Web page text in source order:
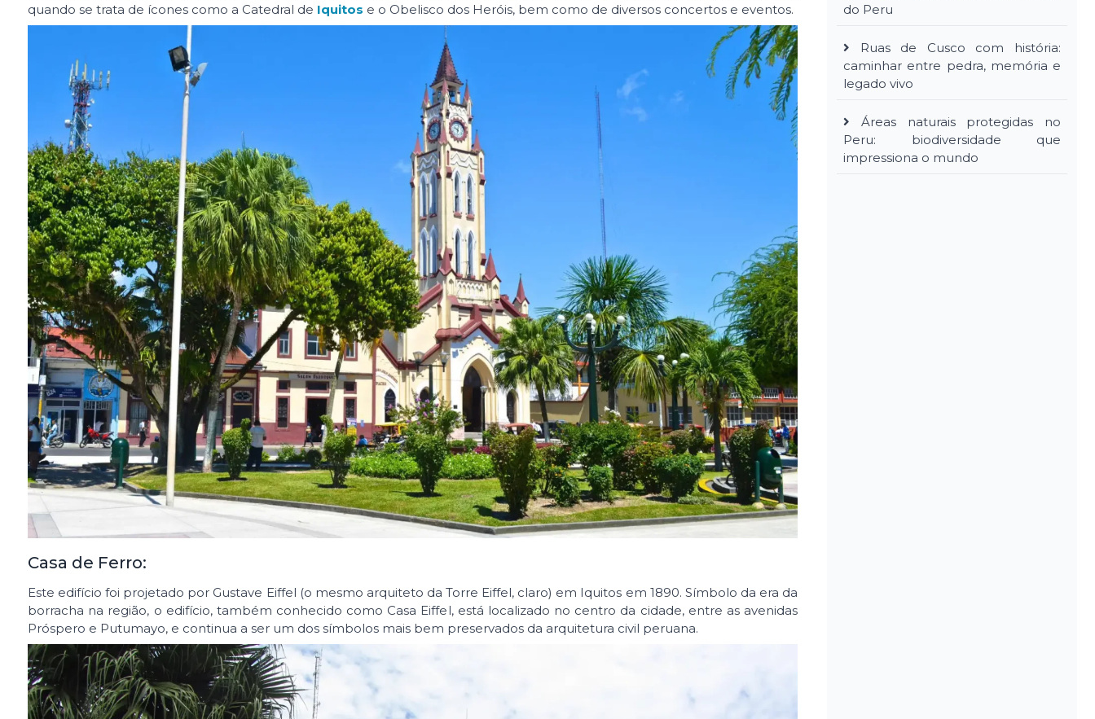
quando se trata de ícones como a Catedral de Iquitos e o Obelisco dos Heróis, bem como de diversos concertos e eventos.
Casa de Ferro:
Este edifício foi projetado por Gustave Eiffel (o mesmo arquiteto da Torre Eiffel, claro) em Iquitos em 1890. Símbolo da era da
borracha na região, o edifício, também conhecido como Casa Eiffel, está localizado no centro da cidade, entre as avenidas
Próspero e Putumayo, e continua a ser um dos símbolos mais bem preservados da arquitetura civil peruana.
do Peru
Ruas de Cusco com história:
caminhar entre pedra, memória e
legado vivo
Áreas naturais protegidas no
Peru: biodiversidade que
impressiona o mundo